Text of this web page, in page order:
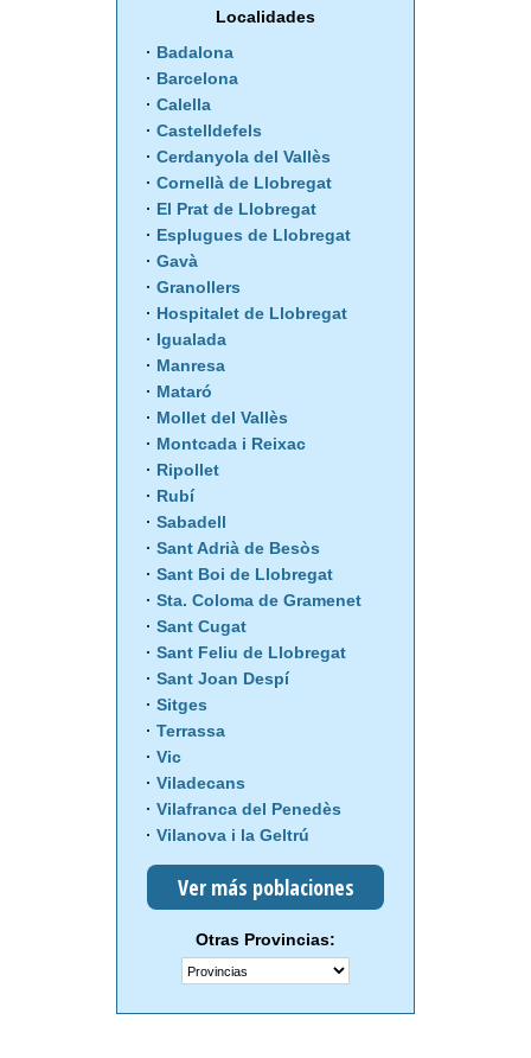
Localidades
Badalona
Barcelona
Calella
Castelldefels
Cerdanyola del Vallès
Cornellà de Llobregat
El Prat de Llobregat
Esplugues de Llobregat
Gavà
Granollers
Hospitalet de Llobregat
Igualada
Manresa
Mataró
Mollet del Vallès
Montcada i Reixac
Ripollet
Rubí
Sabadell
Sant Adrià de Besòs
Sant Boi de Llobregat
Sta. Coloma de Gramenet
Sant Cugat
Sant Feliu de Llobregat
Sant Joan Despí
Sitges
Terrassa
Vic
Viladecans
Vilafranca del Penedès
Vilanova i la Geltrú
Ver más poblaciones
Otras Provincias: